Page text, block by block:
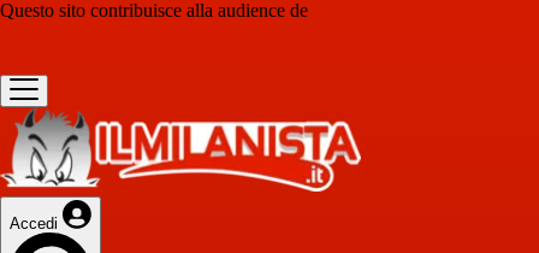
Questo sito contribuisce alla audience de
Accedi